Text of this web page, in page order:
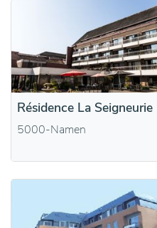
Résidence La Seigneurie
5000-Namen